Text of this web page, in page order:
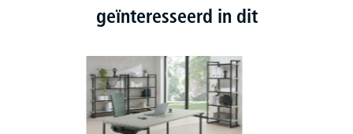
geïnteresseerd in dit